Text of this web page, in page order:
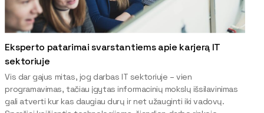
Eksperto patarimai svarstantiems apie karjerą IT
sektoriuje
Vis dar gajus mitas, jog darbas IT sektoriuje – vien
programavimas, tačiau įgytas informacinių mokslų išsilavinimas
gali atverti kur kas daugiau durų ir net užauginti iki vadovų.